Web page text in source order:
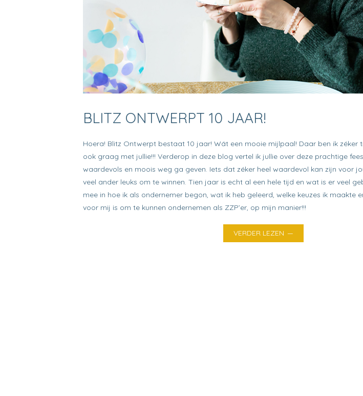
BLITZ ONTWERPT 10 JAAR!
Hoera! Blitz Ontwerpt bestaat 10 jaar! Wát een mooie mijlpaal! Daar ben ik zéker
ook graag met jullie!!! Verderop in deze blog vertel ik jullie over deze prachtige
waardevols en moois weg ga geven. Iets dat zéker heel waardevol kan zijn voor
veel ander leuks om te winnen. Tien jaar is echt al een hele tijd en wat is er veel
mee in hoe ik als ondernemer begon, wat ik heb geleerd, welke keuzes ik maakte
voor mij is om te kunnen ondernemen als ZZP’er, op mijn manier!!!
VERDER LEZEN